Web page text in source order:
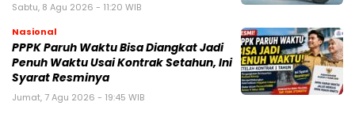
Sabtu, 8 Agu 2026 - 11:20 WIB
Nasional
PPPK Paruh Waktu Bisa Diangkat Jadi
Penuh Waktu Usai Kontrak Setahun, Ini
Syarat Resminya
Jumat, 7 Agu 2026 - 19:45 WIB